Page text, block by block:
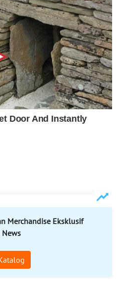
Merchandise Eksklusif
News